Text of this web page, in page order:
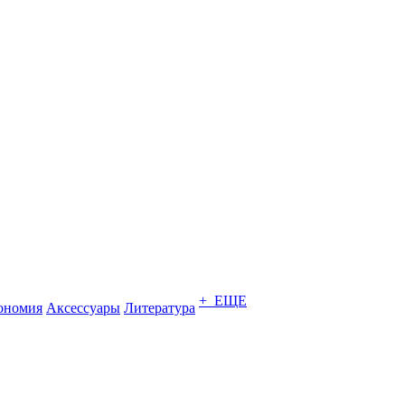
Аксессуары Литература + ЕЩЕ